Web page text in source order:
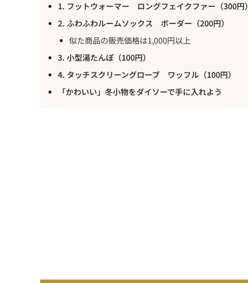
1. フットウォーマー ロングフェイクファー（300円）
2. ふわふわルームソックス ボーダー（200円）
似た商品の販売価格は1,000円以上
3. 小型湯たんぽ（100円）
4. タッチスクリーングローブ ワッフル（100円）
「かわいい」冬小物をダイソーで手に入れよう